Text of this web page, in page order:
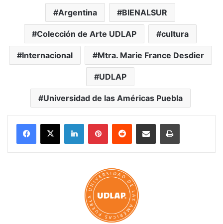
Argentina BIENALSUR
Colección de Arte UDLAP cultura
Internacional Mtra. Marie France Desdier
UDLAP
Universidad de las Américas Puebla
LinkedInPinterestReddit Share via Email Print